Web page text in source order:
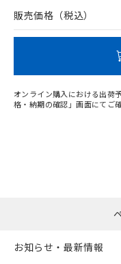
問い合わせください。
販売価格（税込）
オンライン購入における出荷
格・納期の確認」画面にてご
お知らせ・最新情報